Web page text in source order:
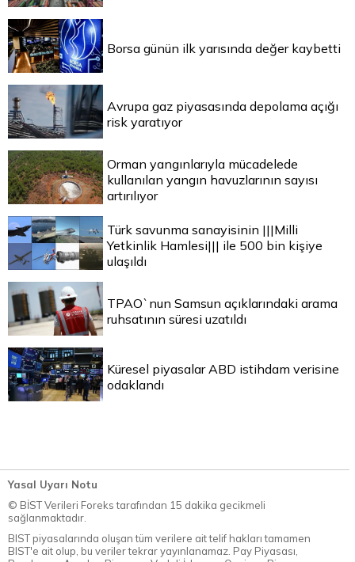
Borsa günün ilk yarısında değer kaybetti
Avrupa gaz piyasasında depolama açığı
risk yaratıyor
Orman yangınlarıyla mücadelede
kullanılan yangın havuzlarının sayısı
artırılıyor
Türk savunma sanayisinin |||Milli
Yetkinlik Hamlesi||| ile 500 bin kişiye
ulaşıldı
TPAO`nun Samsun açıklarındaki arama
ruhsatının süresi uzatıldı
Küresel piyasalar ABD istihdam verisine
odaklandı
Yasal Uyarı Notu
© BİST Verileri Foreks tarafından 15 dakika gecikmeli
sağlanmaktadır.
BIST piyasalarında oluşan tüm verilere ait telif hakları tamamen
BIST'e ait olup, bu veriler tekrar yayınlanamaz. Pay Piyasası,